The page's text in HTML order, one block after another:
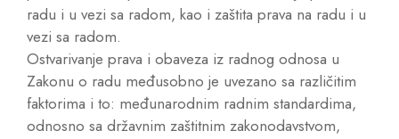
radu i u vezi sa radom, kao i zaštita prava na radu i u
vezi sa radom.
Ostvarivanje prava i obaveza iz radnog odnosa u
Zakonu o radu međusobno je uvezano sa različitim
faktorima i to: međunarodnim radnim standardima,
odnosno sa državnim zaštitnim zakonodavstvom,